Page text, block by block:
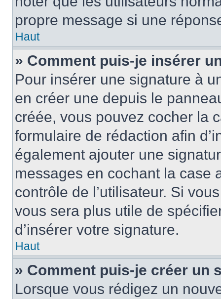
propre message si une
Haut
» Comment puis-je insérer
Pour insérer une signature à
en créer une depuis le
créée, vous pouvez cocher la
formulaire de rédaction afin
également ajouter une
messages en cochant la case
contrôle de l’utilisateur. Si
vous sera plus utile de
d’insérer votre signature.
Haut
» Comment puis-je créer un
Lorsque vous rédigez un